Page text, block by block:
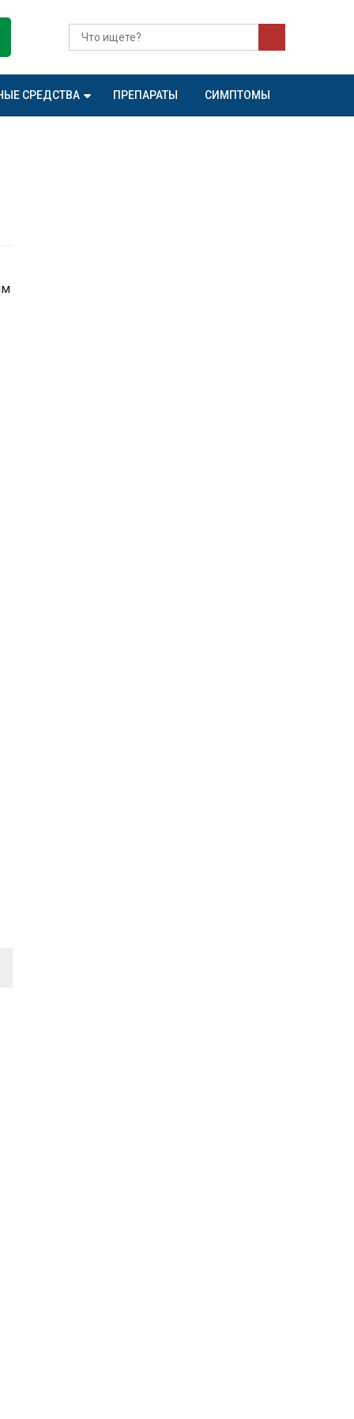
СРЕДСТВА ПРЕПАРАТЫ СИМПТОМЫ